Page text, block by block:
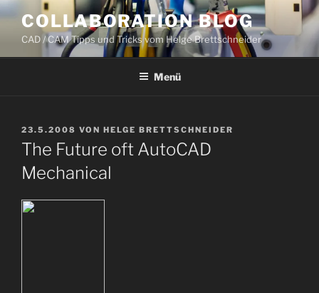
Zum
Inhalt
springen
COLLABORATION BLOG
CAD / CAM Tipps und Tricks vom Helge Brettschneider
Menü
VERÖFFENTLICHT
AM
23.5.2008 VON HELGE BRETTSCHNEIDER
The Future oft AutoCAD
Mechanical